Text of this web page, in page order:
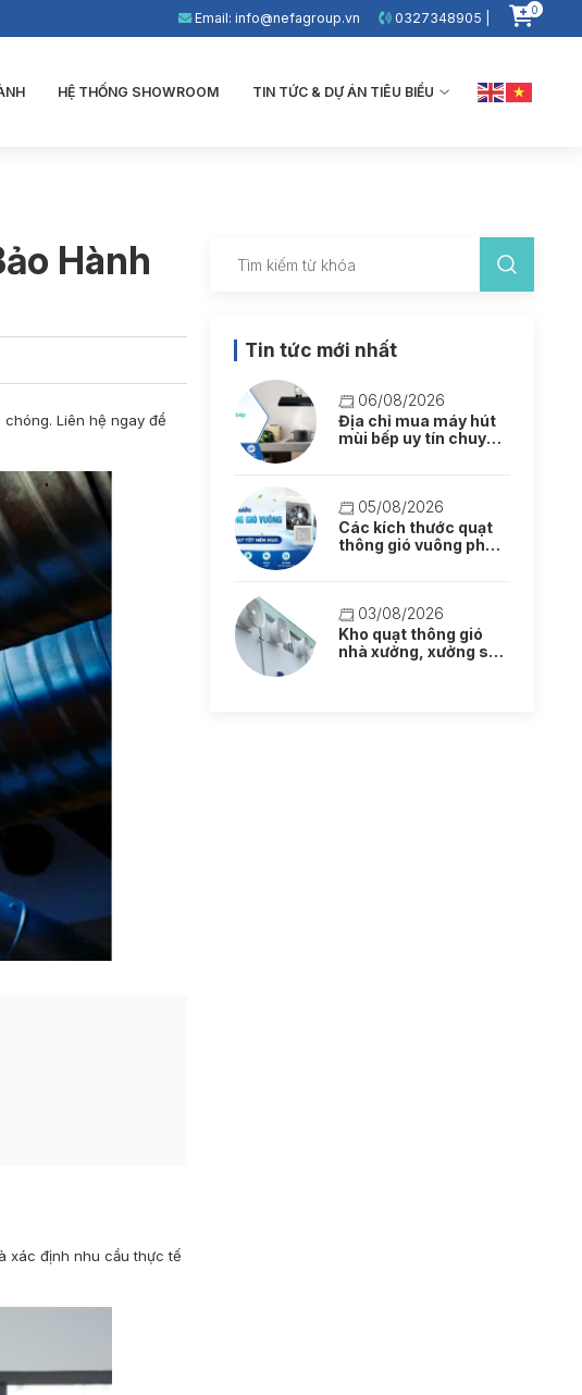
Email: info@nefagroup.vn 0327348905 | 0
HỆ THỐNG SHOWROOM TIN TỨC & DỰ ÁN TIÊU BIỂU
Hành
Liên hệ ngay để
xác định nhu cầu thực tế
Tin tức mới nhất
06/08/2026
Địa chỉ mua máy hút
mùi bếp uy tín chuyên
05/08/2026
Các kích thước quạt
thông gió vuông phổ
03/08/2026
Kho quạt thông gió
nhà xưởng, xưởng sản